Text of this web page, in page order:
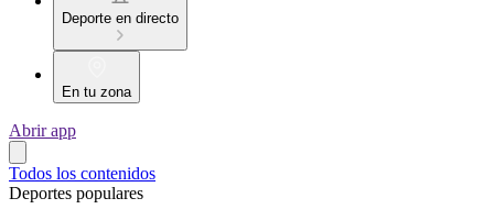
Deporte en directo
En tu zona
Abrir app
Todos los contenidos
Deportes populares